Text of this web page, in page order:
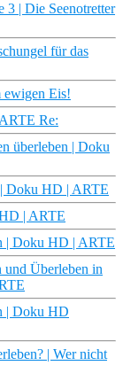
3 | Die Seenotretter
für das
ewigen Eis!
Re:
überleben | Doku
Doku HD | ARTE
| ARTE
| Doku HD | ARTE
und Überleben in
| Doku HD
| Wer nicht